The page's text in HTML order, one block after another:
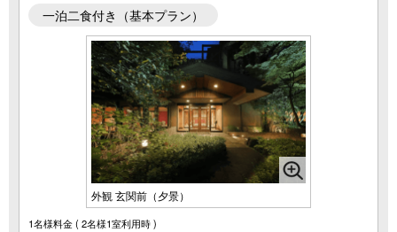
一泊二食付き（基本プラン）
外観 玄関前（夕景）
1名様料金( 2名様1室利用時 )